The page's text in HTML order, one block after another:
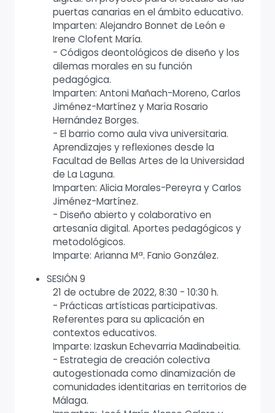
puertas canarias en el ámbito educativo.
Imparten: Alejandro Bonnet de León e
Irene Clofent María.
- Códigos deontológicos de diseño y los
dilemas morales en su función
pedagógica.
Imparten: Antoni Mañach-Moreno, Carlos
Jiménez-Martínez y María Rosario
Hernández Borges.
- El barrio como aula viva universitaria.
Aprendizajes y reflexiones desde la
Facultad de Bellas Artes de la Universidad
de La Laguna.
Imparten: Alicia Morales-Pereyra y Carlos
Jiménez-Martínez.
- Diseño abierto y colaborativo en
artesanía digital. Aportes pedagógicos y
metodológicos.
Imparte: Arianna Mª. Fanio González.
SESIÓN 9
21 de octubre de 2022, 8:30 - 10:30 h.
- Prácticas artísticas participativas.
Referentes para su aplicación en
contextos educativos.
Imparte: Izaskun Echevarria Madinabeitia.
- Estrategia de creación colectiva
autogestionada como dinamización de
comunidades identitarias en territorios de
Málaga.